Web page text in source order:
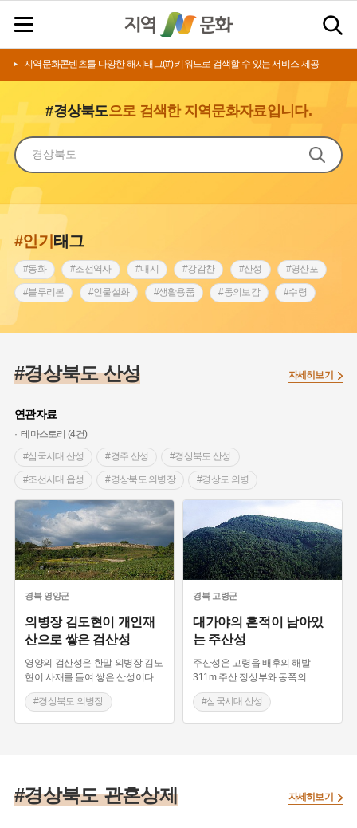
지역문화콘텐츠를 다양한 해시태그(#) 키워드로 검색할 수 있는 서비스 제공
#경상북도으로 검색한 지역문화자료입니다.
#인기태그
#동화 #조선역사 #내시 #강감찬 #산성 #영산포
#블루리본 #인물설화 #생활용품 #동의보감 #수령
#염전 #종로구 #애민 #의병활동
#성곽
#설화 #조선 시대 사회
#온라인 생활사박물관 #3.1운동 #원호원두표묘역
#여성독립운동가 #지역의 오래된 가게 #부산
#임시의정원 #김마리아 #고구마 #어린이역사콘텐츠
#고구려 #여성 독립운동가 #경기도설화 #독립운동가
#단지 #내성 #28독립선언 #지명유래 #강동구
#용인의 전설 #끈기 #제주도설화 #전설 #나주
#강진 #먼우금
#바위설화 #왕건 #공예품 #강서구 #전라남도 지명유래
#상서리 오재호 #여성의원 #용인
#경상북도 산성
연관자료
테마스토리 (4건)
#삼국시대 산성
#경주 산성 #경상북도 산성
#조선시대 읍성 #경상북도 의병장 #경상도 의병
#가야의 산성 #경상북도 성곽
자세히보기
경북 영양군
의병장 김도현이 개인재
산으로 쌓은 검산성
영양의 검산성은 한말 의병장 김도
현이 사재를 들여 쌓은 산성이다...
#경상북도 의병장
#경상북도 산성
경북 고령군
대가야의 흔적이 남아있
는 주산성
주산성은 고령읍 배후의 해발
311m 주산 정상부와 동쪽의
#삼국시대 산성
#가야의 산성
#경상북도 관혼상제 자세히보기